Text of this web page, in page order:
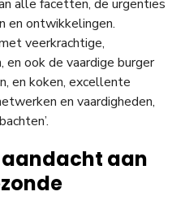
alle facetten, de urgenties
en ontwikkelingen.
veerkrachtige,
en ook de vaardige burger
en koken, excellente
en vaardigheden,
aandacht aan